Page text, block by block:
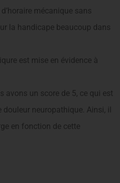
mécanique sans
la handicape beaucoup dans
est mise en évidence à
avons un score de 5, ce qui est
neuropathique. Ainsi, il
en fonction de cette